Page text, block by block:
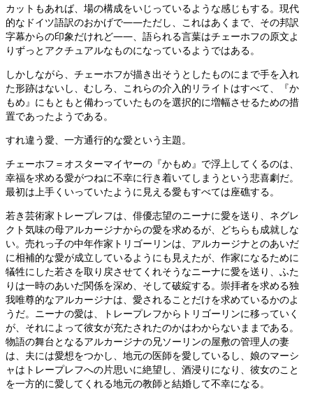
カットもあれば、場の構成をいじっているような感じもする。現代
的なドイツ語訳のおかげで——ただし、これはあくまで、その邦訳
字幕からの印象だけれど——、語られる言葉はチェーホフの原文よ
りずっとアクチュアルなものになっているようではある。
しかしながら、チェーホフが描き出そうとしたものにまで手を入れ
た形跡はないし、むしろ、これらの介入的リライトはすべて、『か
もめ』にもともと備わっていたものを選択的に増幅させるための措
置であったようである。
すれ違う愛、一方通行的な愛という主題。
チェーホフ＝オスターマイヤーの『かもめ』で浮上してくるのは、
幸福を求める愛がつねに不幸に行き着いてしまうという悲喜劇だ。
最初は上手くいっていたように見える愛もすべては座礁する。
若き芸術家トレープレフは、俳優志望のニーナに愛を送り、ネグレ
クト気味の母アルカージナからの愛を求めるが、どちらも成就しな
い。売れっ子の中年作家トリゴーリンは、アルカージナとのあいだ
に相補的な愛が成立しているようにも見えたが、作家になるために
犠牲にした若さを取り戻させてくれそうなニーナに愛を送り、ふた
りは一時のあいだ関係を深め、そして破綻する。崇拝者を求める独
我唯尊的なアルカージナは、愛されることだけを求めているかのよ
うだ。ニーナの愛は、トレープレフからトリゴーリンに移っていく
が、それによって彼女が充たされたのかはわからないままである。
物語の舞台となるアルカージナの兄ソーリンの屋敷の管理人の妻
は、夫には愛想をつかし、地元の医師を愛しているし、娘のマーシ
ャはトレープレフへの片思いに絶望し、酒浸りになり、彼女のこと
を一方的に愛してくれる地元の教師と結婚して不幸になる。